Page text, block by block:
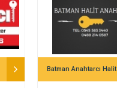
Batman Anahtarcı Halit